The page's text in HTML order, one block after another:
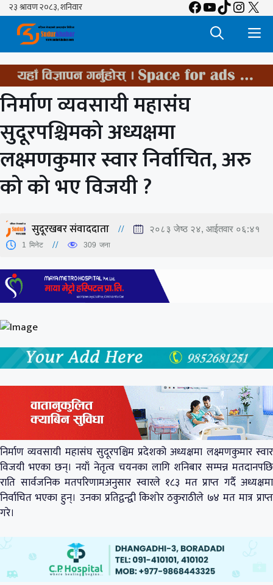
Skip
content
Facebook
YouTube
TikTok
X
निर्माण व्यवसायी महासंघ
सुदूरपश्चिमको अध्यक्षमा
लक्ष्मणकुमार स्वार निर्वाचित, अरु
को को भए विजयी ?
सुदूरखबर संवाददाता २०८३ जेष्ठ २४, आईतवार ०६:४१
1 मिनेट 309 जना
निर्माण व्यवसायी महासंघ सुदूरपश्चिम प्रदेशको अध्यक्षमा लक्ष्मणकुमार स्वार
विजयी भएका छन्। नयाँ नेतृत्व चयनका लागि शनिबार सम्पन्न मतदानपछि
राति सार्वजनिक मतपरिणामअनुसार स्वारले १८३ मत प्राप्त गर्दै अध्यक्षमा
निर्वाचित भएका हुन्। उनका प्रतिद्वन्द्वी किशोर ठकुराठीले ७४ मत मात्र प्राप्त
गरे।